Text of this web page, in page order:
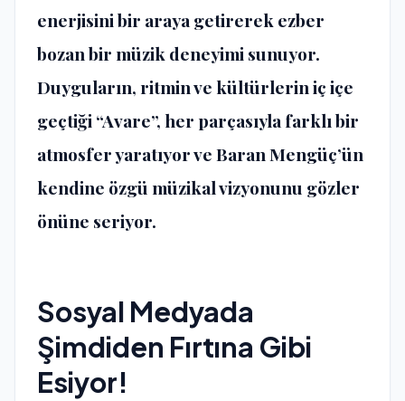
enerjisini bir araya getirerek ezber
bozan bir müzik deneyimi sunuyor.
Duyguların, ritmin ve kültürlerin iç içe
geçtiği “Avare”, her parçasıyla farklı bir
atmosfer yaratıyor ve Baran Mengüç’ün
kendine özgü müzikal vizyonunu gözler
önüne seriyor.
Sosyal Medyada
Şimdiden Fırtına Gibi
Esiyor!